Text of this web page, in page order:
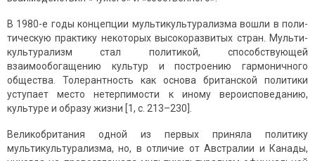
В 1980-е годы концепции мультикультурализма вошли в по­ли­
ти­ческую практику некоторых высокоразвитых стран. Мульти­
культу­ра­лизм стал политикой, способствующей
взаимообогащению культур и пос­тро­ению гармоничного
общества. Толерантность как основа бри­танской политики
уступает место нетерпимости к иному вероисповеданию,
культуре и образу жизни [1, с. 213–230].
Великобритания одной из первых приняла политику
мультикультурализма, но, в отличие от Австралии и Канады,